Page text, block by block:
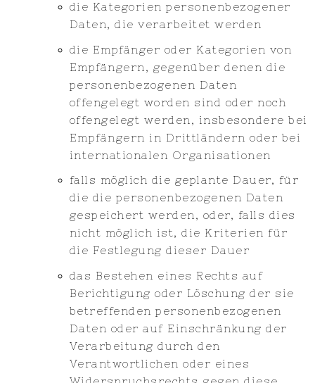
die Kategorien personenbezogener
Daten, die verarbeitet werden
die Empfänger oder Kategorien von
Empfängern, gegenüber denen die
personenbezogenen Daten
offengelegt worden sind oder noch
offengelegt werden, insbesondere bei
Empfängern in Drittländern oder bei
internationalen Organisationen
falls möglich die geplante Dauer, für
die die personenbezogenen Daten
gespeichert werden, oder, falls dies
nicht möglich ist, die Kriterien für
die Festlegung dieser Dauer
das Bestehen eines Rechts auf
Berichtigung oder Löschung der sie
betreffenden personenbezogenen
Daten oder auf Einschränkung der
Verarbeitung durch den
Verantwortlichen oder eines